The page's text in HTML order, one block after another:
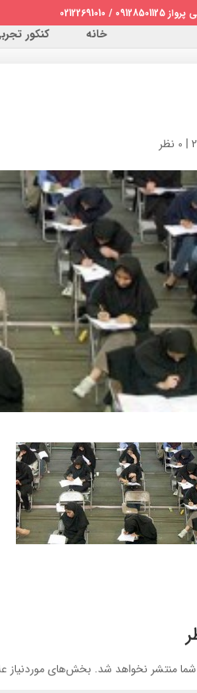
/ 02122691010
خانه کنکور تجربی
| 0 نظر
منتشر نخواهد شد. بخش‌های موردنیاز